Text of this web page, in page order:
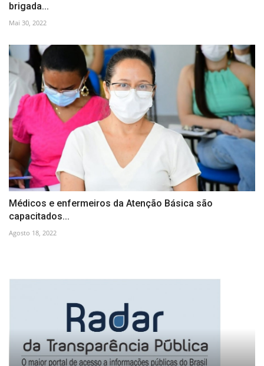
brigada...
Mai 30, 2022
Médicos e enfermeiros da Atenção Básica são
capacitados...
Agosto 18, 2022